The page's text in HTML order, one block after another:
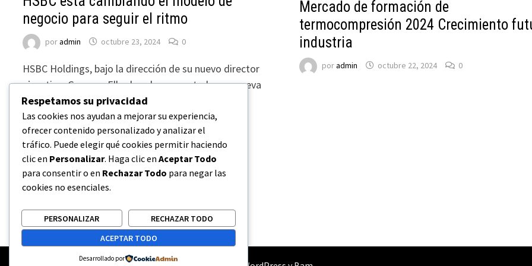
negocio para seguir el ritmo
poradmin octubre 23, 2024 0
HSBC Holdings, bajo la dirección de su nuevo director
ejecutivo, Georges Elhedery, ha presentado una nueva
reorganización de su organización, dividiendo su
configuración regional en …
Mercado de formación de
termocompresión 2024 Crecimiento
industria
poradmin octubre 22, 2024 0
Paginación
de
entradas
Anteriores 1
Respetamos su privacidad
Las cookies nos ayudan a mejorar su experiencia,
ofrecer contenido personalizado y analizar el
tráfico. Puede elegir qué cookies permitir haciendo
clic en Personalizar. Haga clic en Aceptar Todo
para consentir o en Rechazar Todo para negar las
cookies no esenciales.
PERSONALIZAR
RECHAZAR TODO
ACEPTAR TODO
Desarrollado por